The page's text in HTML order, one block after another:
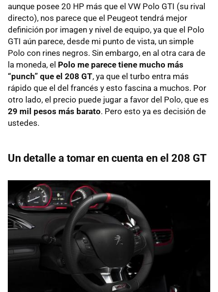
aunque posee 20 HP más que el VW Polo GTI (su rival
directo), nos parece que el Peugeot tendrá mejor
definición por imagen y nivel de equipo, ya que el Polo
GTI aún parece, desde mi punto de vista, un simple
Polo con rines negros. Sin embargo, en al otra cara de
la moneda, el Polo me parece tiene mucho más
“punch” que el 208 GT, ya que el turbo entra más
rápido que el del francés y esto fascina a muchos. Por
otro lado, el precio puede jugar a favor del Polo, que es
29 mil pesos más barato. Pero esto ya es decisión de
ustedes.
Un detalle a tomar en cuenta en el 208 GT